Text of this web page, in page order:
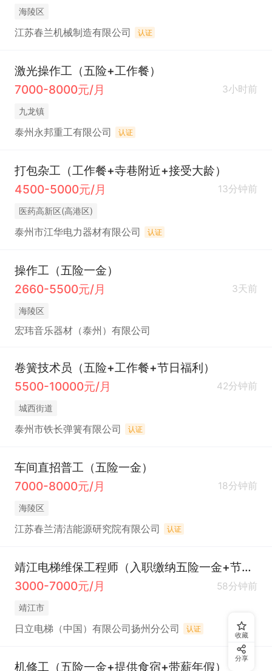
海陵区
江苏春兰机械制造有限公司 认证
激光操作工（五险+工作餐）
7000-8000元/月
3小时前
九龙镇
泰州永邦重工有限公司 认证
打包杂工（工作餐+寺巷附近+接受大龄）
4500-5000元/月
13分钟前
医药高新区(高港区)
泰州市江华电力器材有限公司 认证
操作工（五险一金）
2660-5500元/月
3天前
海陵区
宏玮音乐器材（泰州）有限公司
卷簧技术员（五险+工作餐+节日福利）
5500-10000元/月
42分钟前
城西街道
泰州市铁长弹簧有限公司 认证
车间直招普工（五险一金）
7000-8000元/月
18分钟前
海陵区
江苏春兰清洁能源研究院有限公司 认证
靖江电梯维保工程师（入职缴纳五险一金+节日福利）
3000-7000元/月
58分钟前
靖江市
日立电梯（中国）有限公司扬州分公司 认证
机修工（五险一金+提供食宿+带薪年假）
收藏
分享